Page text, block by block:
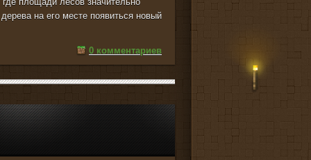
на его месте появиться новый
0 комментариев